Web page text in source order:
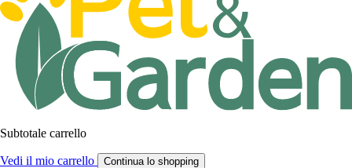
Subtotale carrello
Vedi il mio carrello Continua lo shopping